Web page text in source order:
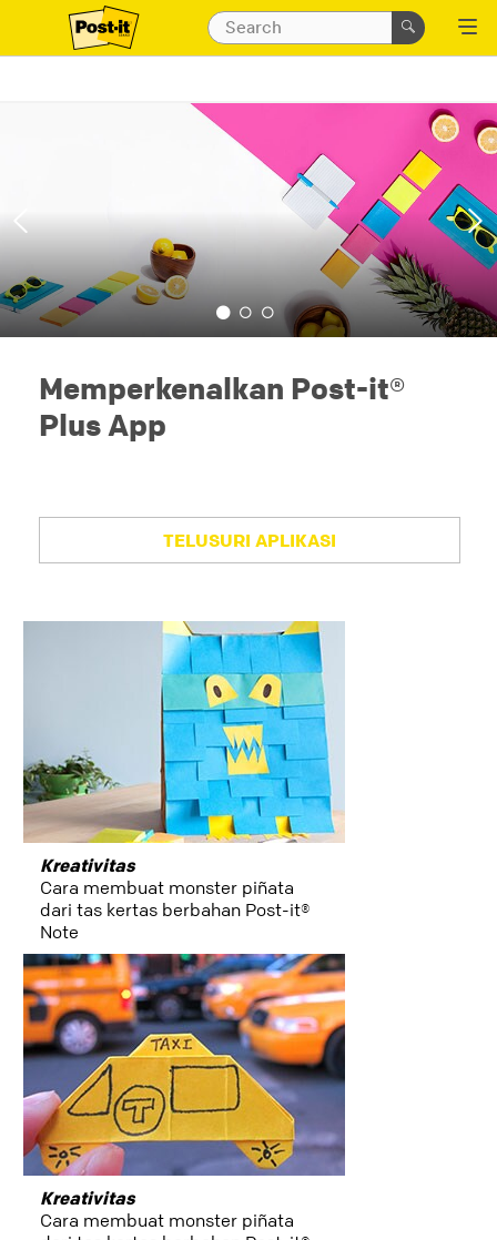
Memperkenalkan Post-it®
Plus App
TELUSURI APLIKASI
dry_erase_surface
evernote
artikel
fitur
office_org
study
koneksi
Kreativitas
Cara membuat monster piñata
dari tas kertas berbahan Post-it®
Note
Kreativitas
Cara membuat monster piñata